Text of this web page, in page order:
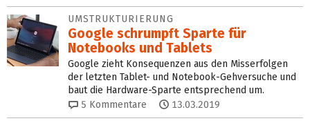
UMSTRUKTURIERUNG
Google schrumpft Sparte für
Notebooks und Tablets
Google zieht Konsequenzen aus den Misserfolgen
der letzten Tablet- und Notebook-Gehversuche und
baut die Hardware-Sparte entsprechend um.
5 Kommentare 13.03.2019